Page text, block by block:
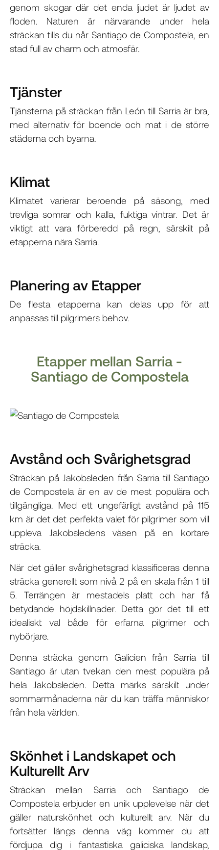
genom skogar där det enda ljudet är ljudet av
floden. Naturen är närvarande under hela
sträckan tills du når Santiago de Compostela, en
stad full av charm och atmosfär.
Tjänster
Tjänsterna på sträckan från León till Sarria är bra,
med alternativ för boende och mat i de större
städerna och byarna.
Klimat
Klimatet varierar beroende på säsong, med
trevliga somrar och kalla, fuktiga vintrar. Det är
viktigt att vara förberedd på regn, särskilt på
etapperna nära Sarria.
Planering av Etapper
De flesta etapperna kan delas upp för att
anpassas till pilgrimers behov.
Etapper mellan Sarria -
Santiago de Compostela
Avstånd och Svårighetsgrad
Sträckan på Jakobsleden från Sarria till Santiago
de Compostela är en av de mest populära och
tillgängliga. Med ett ungefärligt avstånd på 115
km är det det perfekta valet för pilgrimer som vill
uppleva Jakobsledens väsen på en kortare
sträcka.
När det gäller svårighetsgrad klassificeras denna
sträcka generellt som nivå 2 på en skala från 1 till
5. Terrängen är mestadels platt och har få
betydande höjdskillnader. Detta gör det till ett
idealiskt val både för erfarna pilgrimer och
nybörjare.
Denna sträcka genom Galicien från Sarria till
Santiago är utan tvekan den mest populära på
hela Jakobsleden. Detta märks särskilt under
sommarmånaderna när du kan träffa människor
från hela världen.
Skönhet i Landskapet och
Kulturellt Arv
Sträckan mellan Sarria och Santiago de
Compostela erbjuder en unik upplevelse när det
gäller naturskönhet och kulturellt arv. När du
fortsätter längs denna väg kommer du att
fördjupa dig i fantastiska galiciska landskap,